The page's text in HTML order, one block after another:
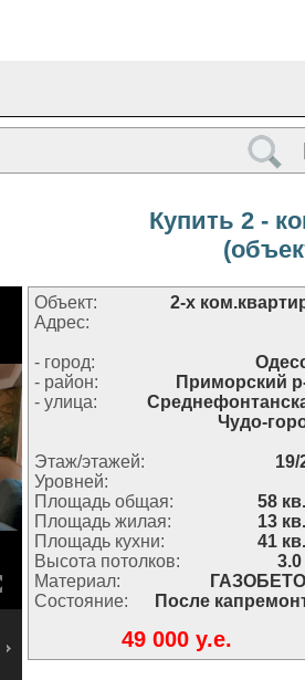
Купить 2 -
Объект:
2-х
Адрес:
- город:
- район:
Приморский
- улица:
Чудо-
Этаж/этажей:
19/
Уровней:
Площадь общая:
58
Площадь жилая:
13
Площадь кухни:
41
Высота потолков:
Материал:
Состояние:
После
49 000 y.e.